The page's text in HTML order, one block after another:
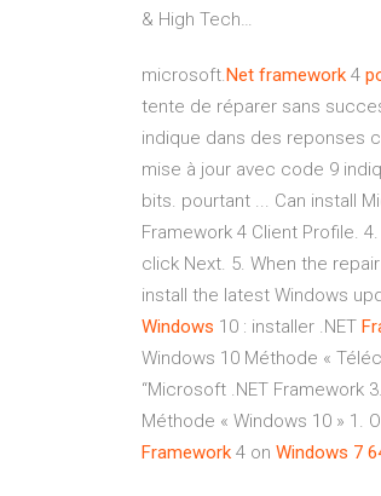
& High Tech…
microsoft.Net framework 4
tente de réparer sans
indique dans des reponses
mise à jour avec code 9
bits. pourtant ... Can install
Framework 4 Client Profile.
click Next. 5. When the
install the latest Windows
Windows 10 : installer .NET
Windows 10 Méthode «
“Microsoft .NET Framework
Méthode « Windows 10 » 1.
Framework 4 on Windows 7